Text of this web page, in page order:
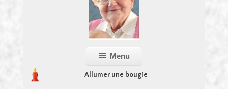
Menu
Allumer une bougie